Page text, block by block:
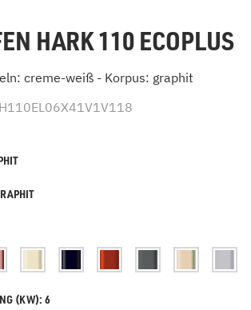
HARK 110 ECOPLUS
creme-weiß - Korpus: graphit
(KW): 6